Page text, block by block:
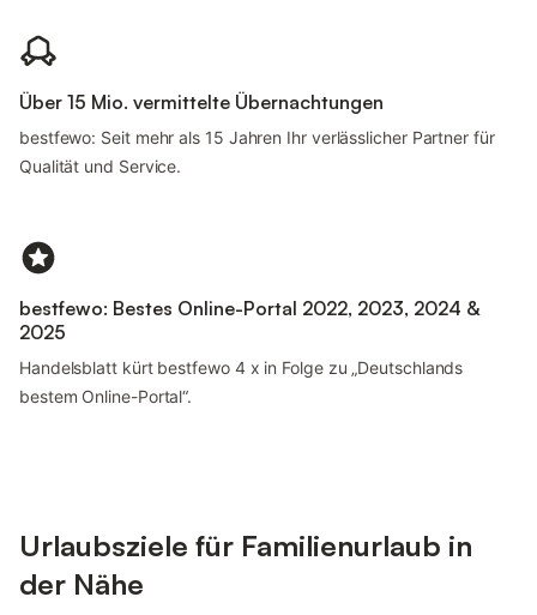
Über 15 Mio. vermittelte Übernachtungen
bestfewo: Seit mehr als 15 Jahren Ihr verlässlicher Partner für
Qualität und Service.
bestfewo: Bestes Online-Portal 2022, 2023, 2024 &
2025
Handelsblatt kürt bestfewo 4 x in Folge zu „Deutschlands
bestem Online-Portal“.
Urlaubsziele für Familienurlaub in
der Nähe